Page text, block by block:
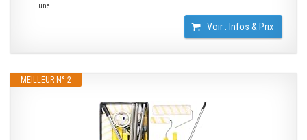
une...
Voir : Infos & Prix
MEILLEUR N° 2